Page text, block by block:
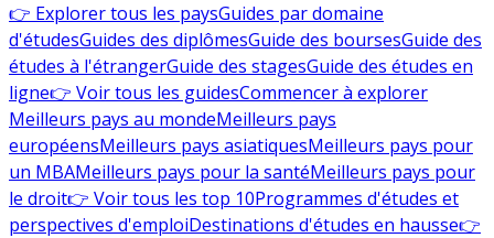
👉 Explorer tous les paysGuides par domaine
d'étudesGuides des diplômesGuide des boursesGuide des
études à l'étrangerGuide des stagesGuide des études en
ligne👉 Voir tous les guidesCommencer à explorer
Meilleurs pays au mondeMeilleurs pays
européensMeilleurs pays asiatiquesMeilleurs pays pour
un MBAMeilleurs pays pour la santéMeilleurs pays pour
le droit👉 Voir tous les top 10Programmes d'études et
perspectives d'emploiDestinations d'études en hausse👉